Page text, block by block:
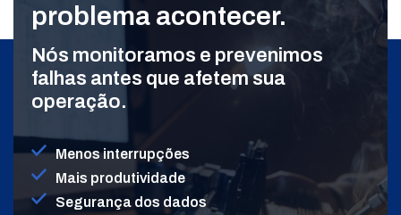
problema acontecer.
Nós monitoramos e prevenimos
falhas antes que afetem sua
operação.
Menos interrupções
Mais produtividade
Segurança dos dados